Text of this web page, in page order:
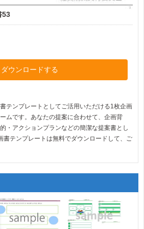
53
ダウンロードする
テンプレートとしてご活用いただける1枚企画
ムです。あなたの提案に合わせて、企画背
・アクションプランなどの簡潔な提案書とし
書テンプレートは無料でダウンロードして、ご